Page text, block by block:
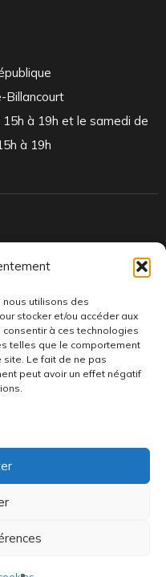
nous utilisons des
stocker et/ou accéder aux
à ces technologies
telles que le comportement
site. Le fait de ne pas
peut avoir un effet négatif
Billancourt
à 19h et le samedi de
à 19h
des vinyles rares et exclusifs.
•Mentions légales